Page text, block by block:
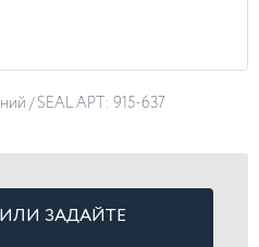
/ SEAL АРТ: 915-637
ЗАДАЙТЕ